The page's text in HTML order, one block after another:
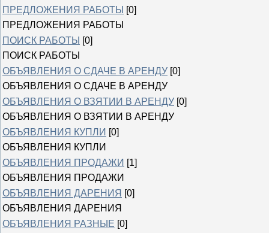
ПРЕДЛОЖЕНИЯ РАБОТЫ [0]
ПРЕДЛОЖЕНИЯ РАБОТЫ
ПОИСК РАБОТЫ [0]
ПОИСК РАБОТЫ
ОБЪЯВЛЕНИЯ О СДАЧЕ В АРЕНДУ [0]
ОБЪЯВЛЕНИЯ О СДАЧЕ В АРЕНДУ
ОБЪЯВЛЕНИЯ О ВЗЯТИИ В АРЕНДУ [0]
ОБЪЯВЛЕНИЯ О ВЗЯТИИ В АРЕНДУ
ОБЪЯВЛЕНИЯ КУПЛИ [0]
ОБЪЯВЛЕНИЯ КУПЛИ
ОБЪЯВЛЕНИЯ ПРОДАЖИ [1]
ОБЪЯВЛЕНИЯ ПРОДАЖИ
ОБЪЯВЛЕНИЯ ДАРЕНИЯ [0]
ОБЪЯВЛЕНИЯ ДАРЕНИЯ
ОБЪЯВЛЕНИЯ РАЗНЫЕ [0]